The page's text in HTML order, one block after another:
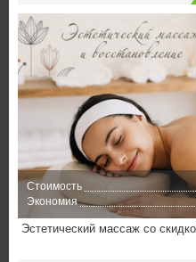
Стоимость
Экономия
Эстетический массаж со